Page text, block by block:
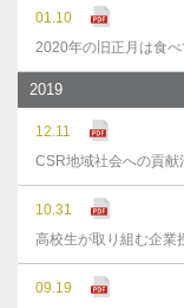
01.10
2020年の旧正月は食べ
2019
12.11
CSR地域社会への貢
10.31
高校生が取り組む企業
09.19